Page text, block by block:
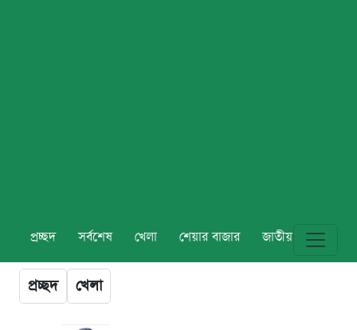
প্রচ্ছদ সর্বশেষ খেলা শেয়ার বাজার জাতীয় বিশ্ব
প্রচ্ছদ খেলা